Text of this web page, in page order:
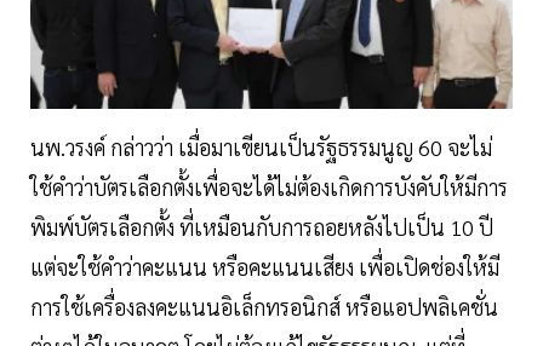
นพ.วรงค์ กล่าวว่า เมื่อมาเขียนเป็นรัฐธรรมนูญ 60 จะไม่
ใช้คำว่าบัตรเลือกตั้งเพื่อจะได้ไม่ต้องเกิดการบังคับให้มีการ
พิมพ์บัตรเลือกตั้ง ที่เหมือนกับการถอยหลังไปเป็น 10 ปี
แต่จะใช้คำว่าคะแนน หรือคะแนนเสียง เพื่อเปิดช่องให้มี
การใช้เครื่องลงคะแนนอิเล็กทรอนิกส์ หรือแอปพลิเคชั่น